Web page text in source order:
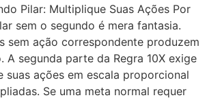
Pilar: Multiplique Suas Ações Por
sem o segundo é mera fantasia.
sem ação correspondente produzem
A segunda parte da Regra 10X exige
suas ações em escala proporcional
Se uma meta normal requer